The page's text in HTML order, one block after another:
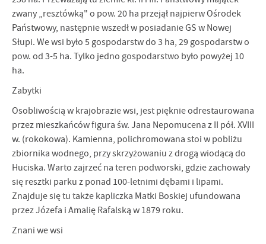
zwany „resztówką" o pow. 20 ha przejął najpierw Ośrodek
Państwowy, następnie wszedł w posia­danie GS w Nowej
Słupi. We wsi było 5 gospodarstw do 3 ha, 29 gospodarstw o
pow. od 3-5 ha. Tylko jedno gospodarstwo było powyżej 10
ha.
Zabytki
Osobliwością w krajobrazie wsi, jest pięknie odrestaurowana
przez miesz­kańców figura św. Jana Nepomucena z II pół. XVIII
w. (rokokowa). Kamienna, polichromowana stoi w pobliżu
zbiornika wodnego, przy skrzyżowaniu z drogą wiodącą do
Huciska. Warto zajrzeć na teren podworski, gdzie zachowały
się resztki parku z ponad 100-letnimi dębami i lipami.
Znajduje się tu także kapliczka Matki Boskiej ufundowana
przez Józefa i Amalię Rafalską w 1879 roku.
Znani we wsi